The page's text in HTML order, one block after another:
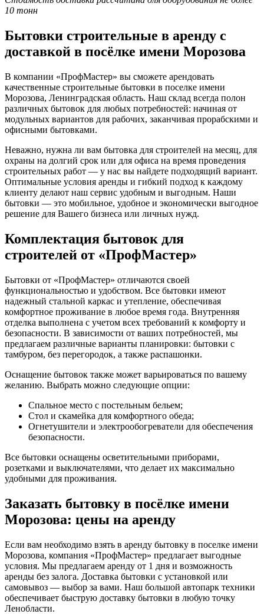
10 тонн
Бытовки строительные в аренду с
доставкой в посёлке имени Морозова
В компании «ПрофМастер» вы сможете арендовать
качественные строительные бытовки в поселке имени
Морозова, Ленинградская область. Наш склад всегда полон
различных бытовок для любых потребностей: начиная от
модульных вариантов для рабочих, заканчивая прорабскими и
офисными бытовками.
Неважно, нужна ли вам бытовка для строителей на месяц, для
охраны на долгий срок или для офиса на время проведения
строительных работ — у нас вы найдете подходящий вариант.
Оптимальные условия аренды и гибкий подход к каждому
клиенту делают наш сервис удобным и выгодным. Наши
бытовки — это мобильное, удобное и экономически выгодное
решение для Вашего бизнеса или личных нужд.
Комплектация бытовок для
строителей от «ПрофМастер»
Бытовки от «ПрофМастер» отличаются своей
функциональностью и удобством. Все бытовки имеют
надежный стальной каркас и утепление, обеспечивая
комфортное проживание в любое время года. Внутренняя
отделка выполнена с учетом всех требований к комфорту и
безопасности. В зависимости от ваших потребностей, мы
предлагаем различные варианты планировки: бытовки с
тамбуром, без перегородок, а также распашонки.
Оснащение бытовок также может варьироваться по вашему
желанию. Выбрать можно следующие опции:
Спальное место с постельным бельем;
Стол и скамейка для комфортного обеда;
Огнетушители и электрообогреватели для обеспечения
безопасности.
Все бытовки оснащены осветительными приборами,
розетками и выключателями, что делает их максимально
удобными для проживания.
Заказать бытовку в посёлке имени
Морозова: цены на аренду
Если вам необходимо взять в аренду бытовку в поселке имени
Морозова, компания «ПрофМастер» предлагает выгодные
условия. Мы предлагаем аренду от 1 дня и возможность
аренды без залога. Доставка бытовки с установкой или
самовывоз — выбор за вами. Наш большой автопарк техники
обеспечивает быструю доставку бытовки в любую точку
Ленобласти.